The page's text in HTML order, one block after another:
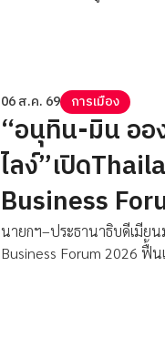
06 ส.ค. 69 การเมือง
“อนุทิน-มิน ออ
ไลง์”เปิด
Business
นายกฯ–ประธานาธิบดีเมีย
Business Forum 2026 ฟื้